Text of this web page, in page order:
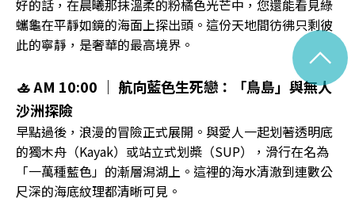
好的話，在晨曦那抹溫柔的粉橘色光芒中，您還能看見綠
蠵龜在平靜如鏡的海面上探出頭。這份天地間彷彿只剩彼
此的寧靜，是奢華的最高境界。
🚣 AM 10:00 ｜ 航向藍色生死戀：「鳥島」與無人
沙洲探險
早點過後，浪漫的冒險正式展開。與愛人一起划著透明底
的獨木舟（Kayak）或站立式划槳（SUP），滑行在名為
「一萬種藍色」的漸層潟湖上。這裡的海水清澈到連數公
尺深的海底紋理都清晰可見。
^